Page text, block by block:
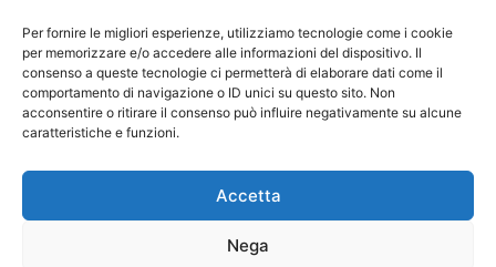
Per fornire le migliori esperienze, utilizziamo tecnologie come i cookie
per memorizzare e/o accedere alle informazioni del dispositivo. Il
consenso a queste tecnologie ci permetterà di elaborare dati come il
comportamento di navigazione o ID unici su questo sito. Non
acconsentire o ritirare il consenso può influire negativamente su alcune
caratteristiche e funzioni.
Accetta
Nega
Contatto
Cookie Policy (UE)